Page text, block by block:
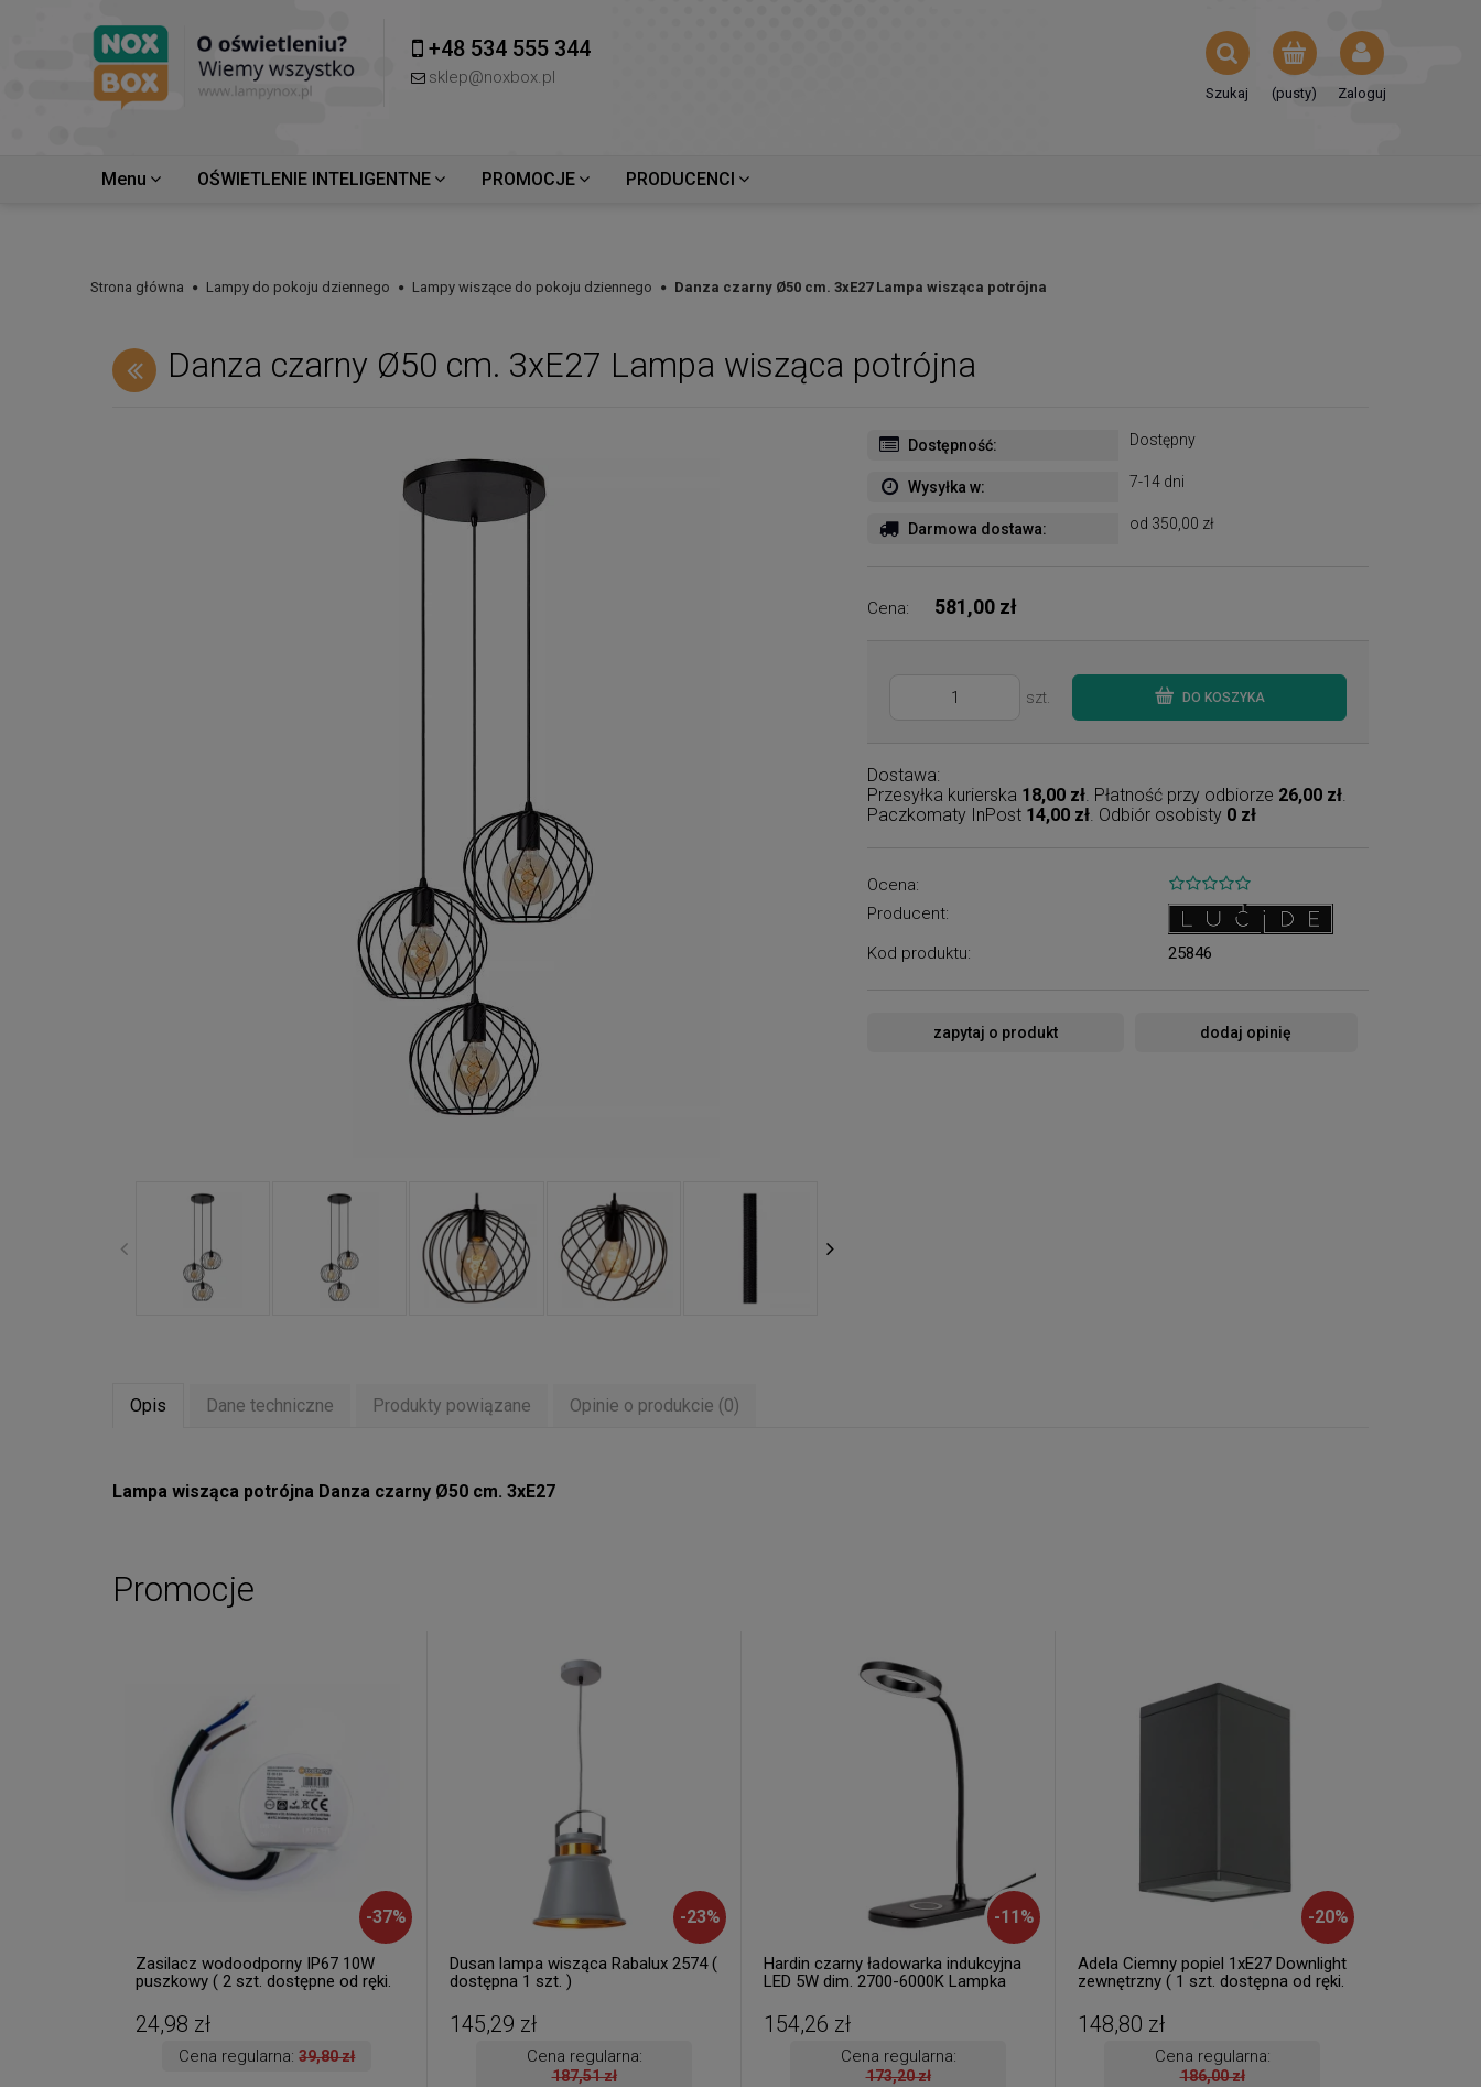
+48 534 555 344
sklep@noxbox.pl
(pusty) Zaloguj
Szukaj
Menu OŚWIETLENIE INTELIGENTNE PROMOCJE PRODUCENCI
Strona główna Lampy do pokoju dziennego Lampy wiszące do pokoju dziennego Danza czarny Ø50 cm. 3xE27 Lampa wisząca potrójna
Danza czarny Ø50 cm. 3xE27 Lampa wisząca potrójna
Dostępność: Dostępny
Wysyłka w: 7-14 dni
Darmowa dostawa: od 350,00 zł
Cena: 581,00 zł
szt. DO KOSZYKA
Dostawa:
Przesyłka kurierska 18,00 zł. Płatność przy odbiorze 26,00 zł.
Paczkomaty InPost 14,00 zł. Odbiór osobisty 0 zł
Ocena:
Producent:
Kod produktu:
25846
zapytaj o produkt dodaj opinię
Opis Dane techniczne Produkty powiązane Opinie o produkcie (0)
Lampa wisząca potrójna Danza czarny Ø50 cm. 3xE27
Promocje
-37%
Zasilacz wodoodporny IP67 10W
puszkowy ( 2 szt. dostępne od ręki.
24,98 zł
Cena regularna:39,80 zł
-23%
Dusan lampa wisząca Rabalux 2574 (
dostępna 1 szt. )
145,29 zł
Cena regularna:
187,51 zł
-11 %
Hardin czarny ładowarka indukcyjna
LED 5W dim. 2700-6000K Lampka
Wysyłka 24 h. )
154,26 zł
Cena regularna:
173,20 zł
-20%
Adela Ciemny popiel 1xE27 Downlight
zewnętrzny ( 1 szt. dostępna od ręki.
148,80 zł
Cena regularna:
186,00 zł